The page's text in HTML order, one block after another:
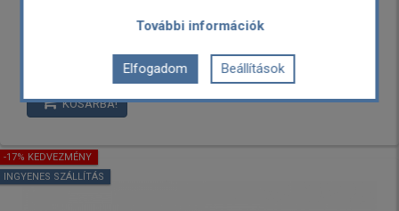
Külső raktáron, rendelhető
KOSÁRBA!
-17% KEDVEZMÉNY
INGYENES SZÁLLÍTÁS
További információk
Elfogadom Beállítások